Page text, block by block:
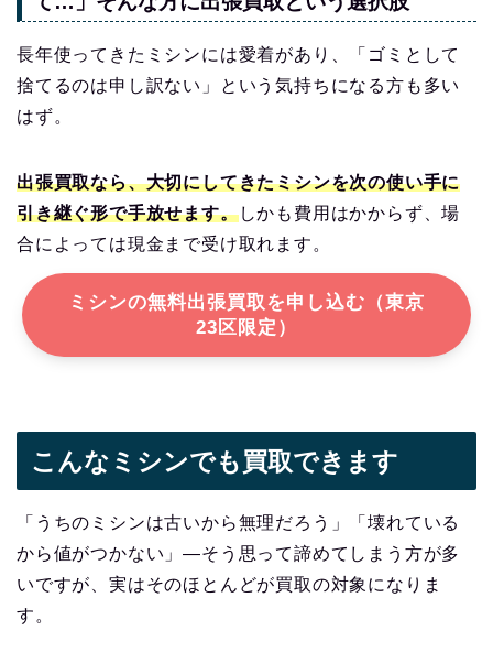
長年使ってきたミシンには愛着があり、「ゴミとして
捨てるのは申し訳ない」という気持ちになる方も多い
はず。
出張買取なら、大切にしてきたミシンを次の使い手に
引き継ぐ形で手放せます。しかも費用はかからず、場
合によっては現金まで受け取れます。
ミシンの無料出張買取を申し込む（東京
23区限定）
こんなミシンでも買取できます
「うちのミシンは古いから無理だろう」「壊れている
から値がつかない」—そう思って諦めてしまう方が多
いですが、実はそのほとんどが買取の対象になりま
す。